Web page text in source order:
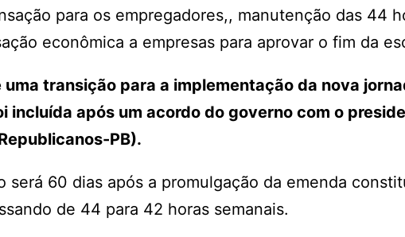
para os empregadores,, manutenção das 44
econômica a empresas para aprovar o fim da
transição para a implementação da nova
incluída após um acordo do governo com o
PB).
será 60 dias após a promulgação da emenda
de 44 para 42 horas semanais.